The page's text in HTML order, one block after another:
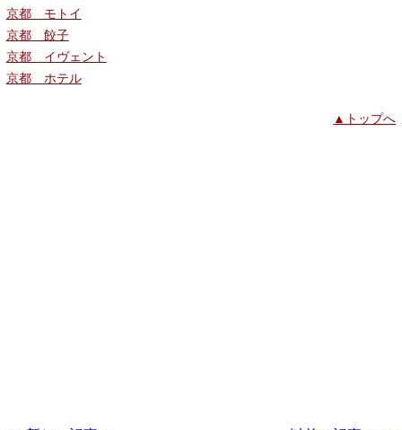
京都 モトイ
京都 餃子
京都 イヴェント
京都 ホテル
▲トップへ